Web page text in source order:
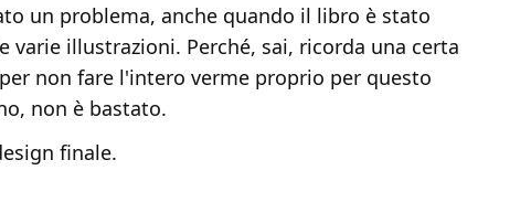
un problema, anche quando il libro è stato
varie illustrazioni. Perché, sai, ricorda una certa
non fare l'intero verme proprio per questo
non è bastato.
finale.